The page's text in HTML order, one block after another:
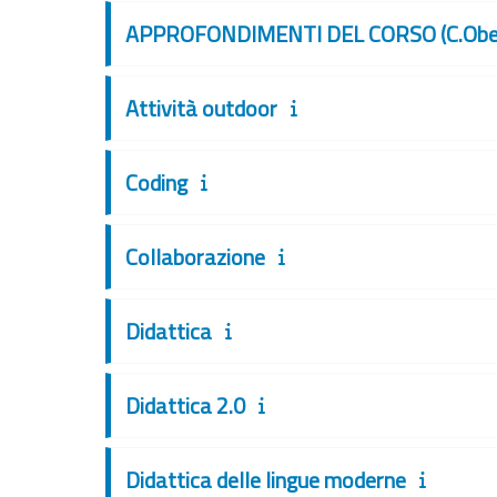
APPROFONDIMENTI DEL CORSO
Attività outdoor
Coding
Collaborazione
Didattica
Didattica 2.0
Didattica delle lingue moderne